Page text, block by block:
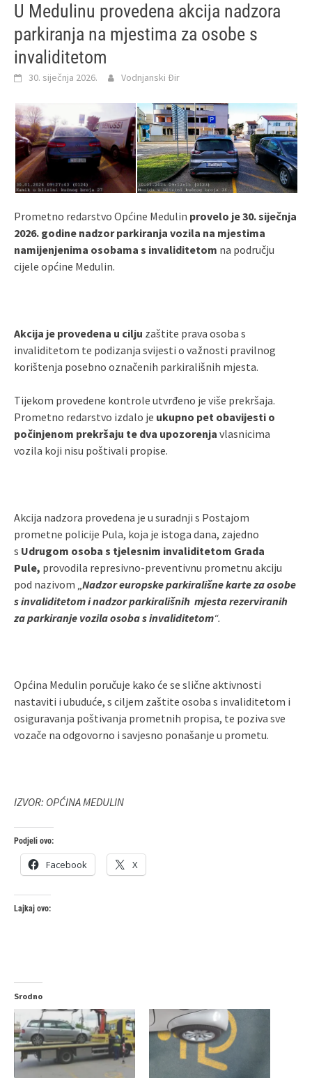
U Medulinu provedena akcija nadzora
parkiranja na mjestima za osobe s
invaliditetom
30. siječnja 2026. Vodnjanski Đir
Prometno redarstvo Općine Medulin provelo je 30. siječnja
2026. godine nadzor parkiranja vozila na mjestima
namijenjenima osobama s invaliditetom na području
cijele općine Medulin.
Akcija je provedena u cilju zaštite prava osoba s
invaliditetom te podizanja svijesti o važnosti pravilnog
korištenja posebno označenih parkirališnih mjesta.
Tijekom provedene kontrole utvrđeno je više prekršaja.
Prometno redarstvo izdalo je ukupno pet obavijesti o
počinjenom prekršaju te dva upozorenja vlasnicima
vozila koji nisu poštivali propise.
Akcija nadzora provedena je u suradnji s Postajom
prometne policije Pula, koja je istoga dana, zajedno
s Udrugom osoba s tjelesnim invaliditetom Grada
Pule, provodila represivno-preventivnu prometnu akciju
pod nazivom „ Nadzor europske parkirališne karte za osobe
s invaliditetom i nadzor parkirališnih mjesta rezerviranih
za parkiranje vozila osoba s invaliditetom“.
Općina Medulin poručuje kako će se slične aktivnosti
nastaviti i ubuduće, s ciljem zaštite osoba s invaliditetom i
osiguravanja poštivanja prometnih propisa, te poziva sve
vozače na odgovorno i savjesno ponašanje u prometu.
IZVOR: OPĆINA MEDULIN
Podjeli ovo:
Facebook X
Lajkaj ovo:
Srodno